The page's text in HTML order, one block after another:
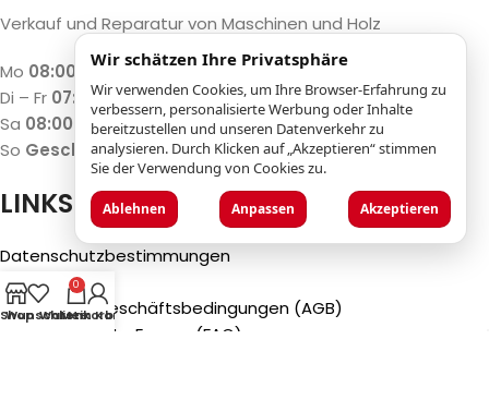
Verkauf und Reparatur von Maschinen und Holz
Mo 08:00 – 12:00 / 13:00 – 17:00
Di – Fr 07:30 – 12:00 / 13:00 – 18:00
Sa 08:00 – 12:00 / 13:00 – 17:00
So Geschlossen
LINKS
Datenschutzbestimmungen
Impressum
Allgemeine Geschäftsbedingungen (AGB)
Häufig gestellte Fragen (FAQ)
Shop
Wunschliste
0
Warenkorb
Mein Konto
Wir schätzen Ihre Privatsphäre
Wir verwenden Cookies, um Ihre Browser-Erfahrung zu
verbessern, personalisierte Werbung oder Inhalte
bereitzustellen und unseren Datenverkehr zu
analysieren. Durch Klicken auf „Akzeptieren“ stimmen
Sie der Verwendung von Cookies zu.
Ablehnen Anpassen Akzeptieren